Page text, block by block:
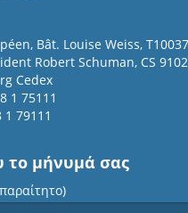
Bât. Louise Weiss,
Robert Schuman, CS
Cedex
1 75111
1 79111
το μήνυμά σας